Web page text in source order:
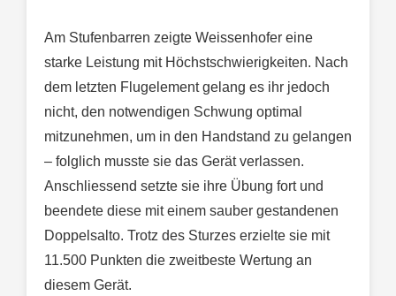
Am Stufenbarren zeigte Weissenhofer eine
starke Leistung mit Höchstschwierigkeiten. Nach
dem letzten Flugelement gelang es ihr jedoch
nicht, den notwendigen Schwung optimal
mitzunehmen, um in den Handstand zu gelangen
– folglich musste sie das Gerät verlassen.
Anschliessend setzte sie ihre Übung fort und
beendete diese mit einem sauber gestandenen
Doppelsalto. Trotz des Sturzes erzielte sie mit
11.500 Punkten die zweitbeste Wertung an
diesem Gerät.